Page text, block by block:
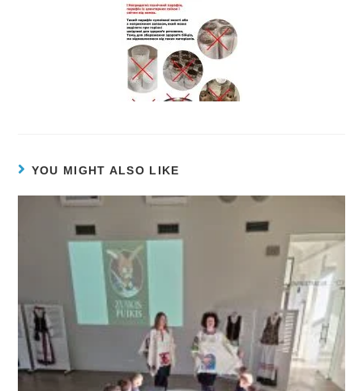
YOU MIGHT ALSO LIKE